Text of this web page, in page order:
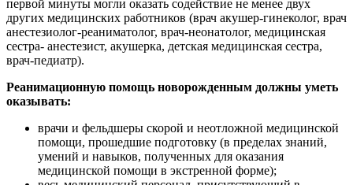
первой минуты могли оказать содействие не менее двух
других медицинских работников (врач акушер-гинеколог, врач
анестезиолог-реаниматолог, врач-неонатолог, медицинская
сестра- анестезист, акушерка, детская медицинская сестра,
врач-педиатр).
Реанимационную помощь новорожденным должны уметь
оказывать:
врачи и фельдшеры скорой и неотложной медицинской
помощи, прошедшие подготовку (в пределах знаний,
умений и навыков, полученных для оказания
медицинской помощи в экстренной форме);